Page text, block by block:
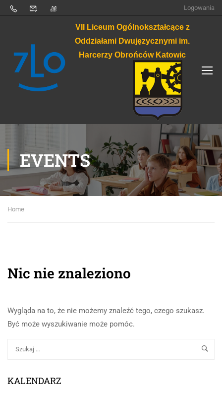
Logowania
VII Liceum Ogólnokształcące z
Oddziałami Dwujęzycznymi im.
Harcerzy Obrońców Katowic
EVENTS
Home
Nic nie znaleziono
Wygląda na to, że nie możemy znaleźć tego, czego szukasz.
Być może wyszukiwanie może pomóc.
KALENDARZ